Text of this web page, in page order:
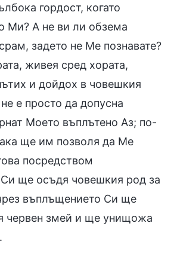
гордост, когато
Ми? А не ви ли обзема
задето не Ме познавате?
живея сред хората,
и дойдох в човешкия
е просто да допусна
Моето въплътено Аз; по-
ще им позволя да Ме
посредством
ще осъдя човешкия род за
въплъщението Си ще
червен змей и ще унищожа